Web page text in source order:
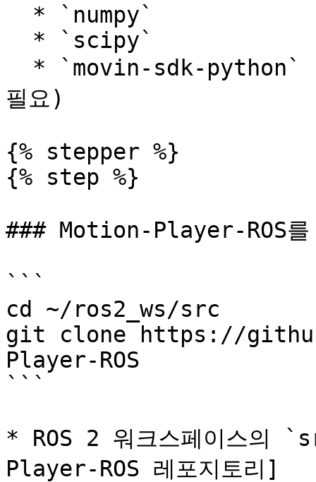
필요)
{% stepper %}
{% step %}
### Motion-Player-ROS를
```
cd ~/ros2_ws/src
git clone https://
Player-ROS
```
* ROS 2 워크스페이스의
Player-ROS 레포지토리]